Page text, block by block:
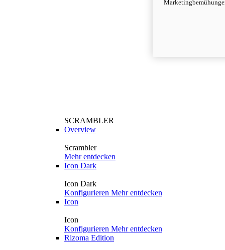
SCRAMBLER
Overview
Scrambler
Mehr entdecken
Icon Dark
Icon Dark
Konfigurieren Mehr entdecken
Icon
Icon
Konfigurieren Mehr entdecken
Rizoma Edition